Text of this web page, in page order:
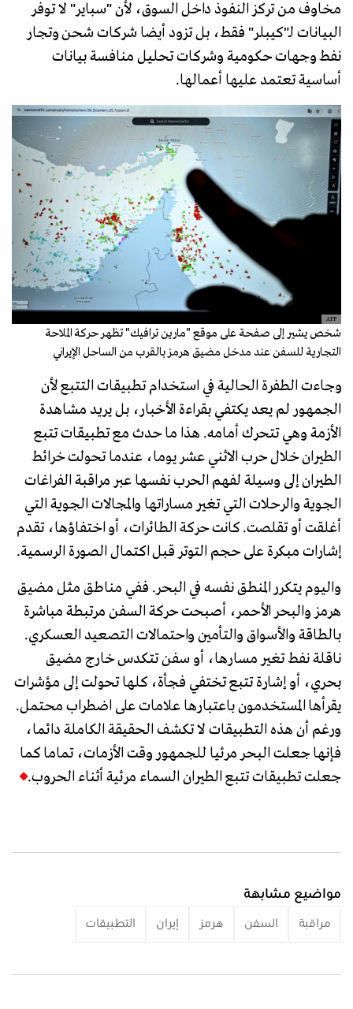
مخاوف من تركز النفوذ داخل السوق، لأن "سباير" لا توفر
البيانات لـ"كيبلر" فقط، بل تزود أيضا شركات شحن وتجار
نفط وجهات حكومية وشركات تحليل منافسة بيانات
أساسية تعتمد عليها أعمالها.
AFP
شخص يشير إلى صفحة على موقع "مارين ترافيك" تظهر حركة الملاحة
التجارية للسفن عند مدخل مضيق هرمز بالقرب من الساحل الإيراني
وجاءت الطفرة الحالية في استخدام تطبيقات التتبع لأن
الجمهور لم يعد يكتفي بقراءة الأخبار، بل يريد مشاهدة
الأزمة وهي تتحرك أمامه. هذا ما حدث مع تطبيقات تتبع
الطيران خلال حرب الاثني عشر يوما، عندما تحولت خرائط
الطيران إلى وسيلة لفهم الحرب نفسها عبر مراقبة الفراغات
الجوية والرحلات التي تغير مساراتها والمجالات الجوية التي
أغلقت أو تقلصت. كانت حركة الطائرات، أو اختفاؤها، تقدم
إشارات مبكرة على حجم التوتر قبل اكتمال الصورة الرسمية.
واليوم يتكرر المنطق نفسه في البحر. ففي مناطق مثل مضيق
هرمز والبحر الأحمر، أصبحت حركة السفن مرتبطة مباشرة
بالطاقة والأسواق والتأمين واحتمالات التصعيد العسكري.
ناقلة نفط تغير مسارها، أو سفن تتكدس خارج مضيق
بحري، أو إشارة تتبع تختفي فجأة، كلها تحولت إلى مؤشرات
يقرأها المستخدمون باعتبارها علامات على اضطراب محتمل.
ورغم أن هذه التطبيقات لا تكشف الحقيقة الكاملة دائما،
فإنها جعلت البحر مرئيا للجمهور وقت الأزمات، تماما كما
جعلت تطبيقات تتبع الطيران السماء مرئية أثناء الحروب.
مواضيع مشابهة
مراقبة السفن هرمز إيران التطبيقات